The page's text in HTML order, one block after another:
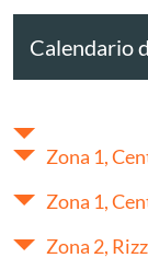
Calendario
Zona 1,
Zona 1,
Zona 2,